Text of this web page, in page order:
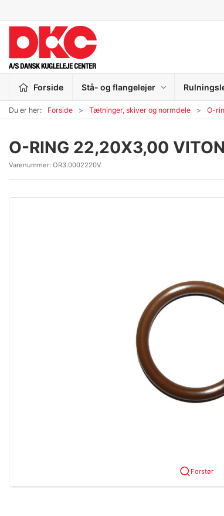
Forside Stå- og flangelejer
Du er her: Forside Tætninger, skiver og normdele O-
O-RING 22,20X3,00
Varenummer: OR3.0002220V
Forstør